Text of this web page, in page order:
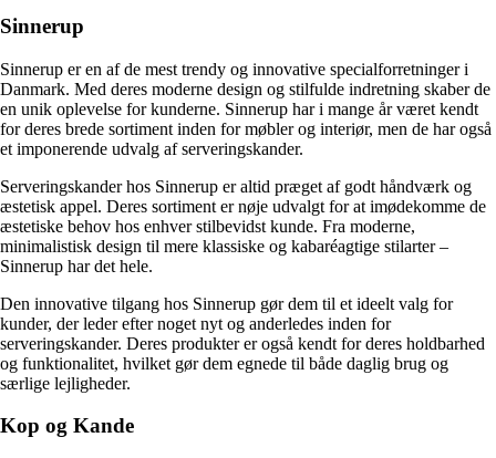
Sinnerup
Sinnerup er en af de mest trendy og innovative specialforretninger i
Danmark. Med deres moderne design og stilfulde indretning skaber de
en unik oplevelse for kunderne. Sinnerup har i mange år været kendt
for deres brede sortiment inden for møbler og interiør, men de har også
et imponerende udvalg af serveringskander.
Serveringskander hos Sinnerup er altid præget af godt håndværk og
æstetisk appel. Deres sortiment er nøje udvalgt for at imødekomme de
æstetiske behov hos enhver stilbevidst kunde. Fra moderne,
minimalistisk design til mere klassiske og kabaréagtige stilarter –
Sinnerup har det hele.
Den innovative tilgang hos Sinnerup gør dem til et ideelt valg for
kunder, der leder efter noget nyt og anderledes inden for
serveringskander. Deres produkter er også kendt for deres holdbarhed
og funktionalitet, hvilket gør dem egnede til både daglig brug og
særlige lejligheder.
Kop og Kande